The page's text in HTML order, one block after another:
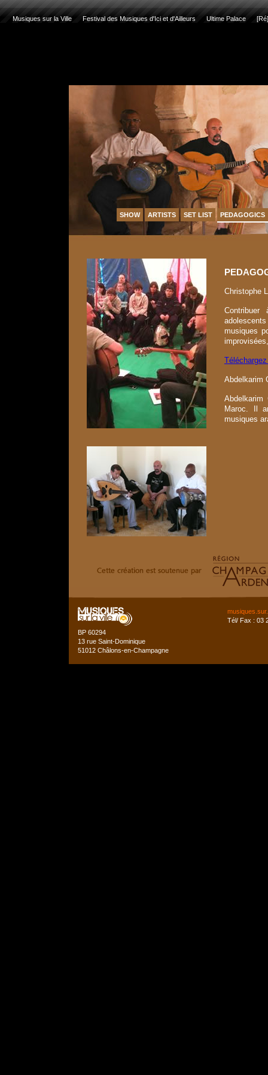
Musiques sur la Ville Festival des Musiques d'Ici et d'Ailleurs Ultime Palace
SHOW ARTISTS SET LIST PEDAGOGICS
Christophe
musiques
Abdelkarim
Abdelkarim
Maroc. Il
musiques
BP 60294
13 rue Saint-Dominique
51012 Châlons-en-Champagne
Tél/ Fax : 03